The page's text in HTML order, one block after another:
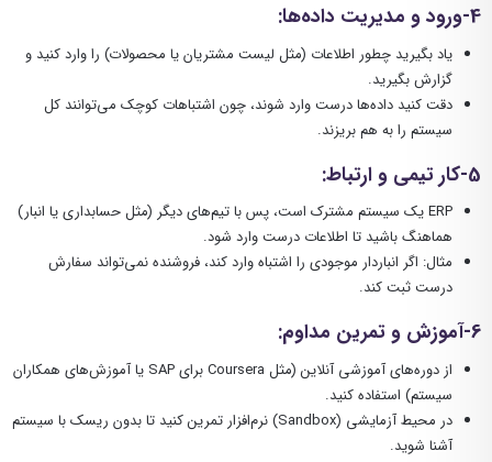
4-ورود و مدیریت داده‌ها :
یاد بگیرید چطور اطلاعات (مثل لیست مشتریان یا محصولات) را وارد کنید و
گزارش بگیرید.
دقت کنید داده‌ها درست وارد شوند، چون اشتباهات کوچک می‌توانند کل
سیستم را به هم بریزند.
5-کار تیمی و ارتباط :
ERP یک سیستم مشترک است، پس با تیم‌های دیگر (مثل حسابداری یا انبار)
هماهنگ باشید تا اطلاعات درست وارد شود.
مثال: اگر انباردار موجودی را اشتباه وارد کند، فروشنده نمی‌تواند سفارش
درست ثبت کند.
6-آموزش و تمرین مداوم :
از دوره‌های آموزشی آنلاین (مثل Coursera برای SAP یا آموزش‌های همکاران
سیستم) استفاده کنید.
در محیط آزمایشی (Sandbox) نرم‌افزار تمرین کنید تا بدون ریسک با سیستم
آشنا شوید.